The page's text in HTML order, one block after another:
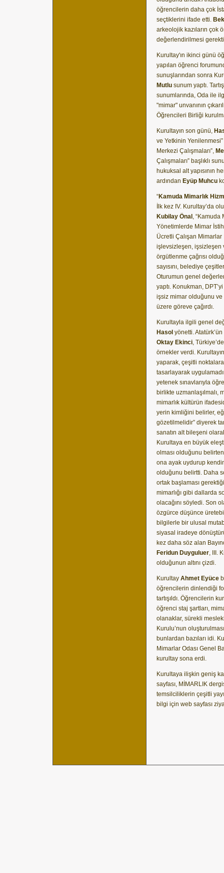
öğrencilerin daha çok
seçtiklerini ifade etti.
arkeolojik kazıların çok
değerlendirilmesi
Kurultay'ın ikinci günü
yapılan öğrenci
sunuşlarından sonra
Mutlu sunum yaptı.
sunumlarında, Oda ile
"mimar" unvanının
Öğrencileri Birliği
Kurultayın son günü,
ve Yetkinin
Merkezi Çalışmaları”,
Çalışmaları” başlıklı
hukuksal alt yapısının
ardından Eyüp Muhcu
“Kamuda Mimarlık
İlk kez IV. Kurultay’da
Kubilay Önal ,
Yönetimlerde Mimar
Ücretli Çalışan
işlevsizleşen, işsizleşen
örgütlenme çağrısı
sayısını, belediye
Oturumun genel
yaptı. Konukman,
işsiz mimar olduğunu ve
üzere göreve çağırdı.
Kurultayla ilgili genel
Hasol yönetti.
Oktay Ekinci ,
örnekler verdi.
yaparak, çeşitli noktalara
tasarlayarak
yetenek sınavlarıyla
birlikte uzmanlaşılmalı,
mimarlık kültürün
yerin kimliğini belirler,
gözetilmelidir” diyerek
sanatın alt bileşeni
Kurultaya en büyük
olması olduğunu
ona ayak uydurup
olduğunu belirtti. Daha
ortak başlaması
mimarlığı gibi dallarda
olacağını söyledi. Son
özgürce düşünce
bilgilerle bir ulusal
siyasal iradeye
kez daha söz alan
Feridun Duyguluer , III.
olduğunun altını çizdi.
Kurultay Ahmet Eyüce
öğrencilerin dinlendiği
tartışıldı. Öğrencilerin
öğrenci staj şartları,
olanaklar, sürekli
Kurulu’nun
bunlardan bazıları idi.
Mimarlar Odası Genel
kurultay sona erdi.
Kurultaya ilişkin geniş
sayfası, MİMARLIK
temsilciliklerin çeşitli
bilgi için web sayfası